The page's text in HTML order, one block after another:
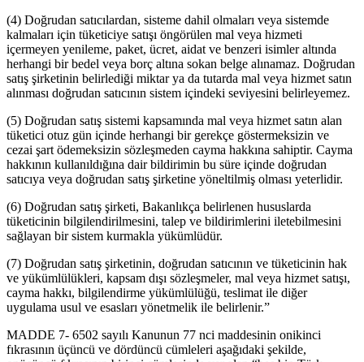
(4) Doğrudan satıcılardan, sisteme dahil olmaları veya sistemde
kalmaları için tüketiciye satışı öngörülen mal veya hizmeti
içermeyen yenileme, paket, ücret, aidat ve benzeri isimler altında
herhangi bir bedel veya borç altına sokan belge alınamaz. Doğrudan
satış şirketinin belirlediği miktar ya da tutarda mal veya hizmet satın
alınması doğrudan satıcının sistem içindeki seviyesini belirleyemez.
(5) Doğrudan satış sistemi kapsamında mal veya hizmet satın alan
tüketici otuz gün içinde herhangi bir gerekçe göstermeksizin ve
cezai şart ödemeksizin sözleşmeden cayma hakkına sahiptir. Cayma
hakkının kullanıldığına dair bildirimin bu süre içinde doğrudan
satıcıya veya doğrudan satış şirketine yöneltilmiş olması yeterlidir.
(6) Doğrudan satış şirketi, Bakanlıkça belirlenen hususlarda
tüketicinin bilgilendirilmesini, talep ve bildirimlerini iletebilmesini
sağlayan bir sistem kurmakla yükümlüdür.
(7) Doğrudan satış şirketinin, doğrudan satıcının ve tüketicinin hak
ve yükümlülükleri, kapsam dışı sözleşmeler, mal veya hizmet satışı,
cayma hakkı, bilgilendirme yükümlülüğü, teslimat ile diğer
uygulama usul ve esasları yönetmelik ile belirlenir.”
MADDE 7- 6502 sayılı Kanunun 77 nci maddesinin onikinci
fıkrasının üçüncü ve dördüncü cümleleri aşağıdaki şekilde,